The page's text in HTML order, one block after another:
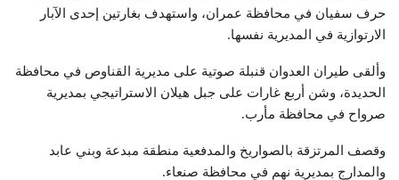
حرف سفيان في محافظة عمران، واستهدف بغارتين إحدى الآبار
الارتوازية في المديرية نفسها.
وألقى طيران العدوان قنبلة صوتية على مديرية القناوص في محافظة
الحديدة، وشن أربع غارات على جبل هيلان الاستراتيجي بمديرية
صرواح في محافظة مأرب.
وقصف المرتزقة بالصواريخ والمدفعية منطقة مبدعة وبني عابد
والمدارج بمديرية نهم في محافظة صنعاء.